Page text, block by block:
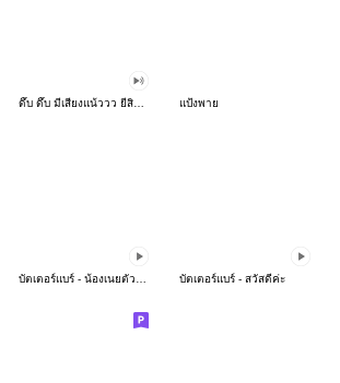
แป้งพาย
บัตเตอร์แบร์ - สวัสดีค่ะ